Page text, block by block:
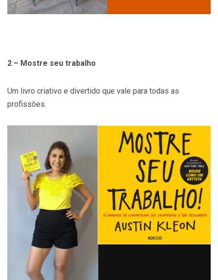
2 – Mostre seu trabalho
Um livro criativo e divertido que vale para todas as
profissões.